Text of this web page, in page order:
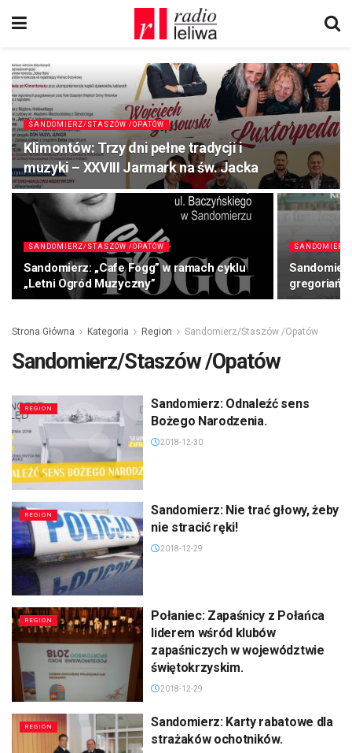
SANDOMIERZ/STASZÓW /OPATÓW
Klimontów: Trzy dni pełne tradycji i
muzyki – XXVIII Jarmark na św. Jacka
SANDOMIERZ/STASZÓW /OPATÓW
Sandomierz: „Cafe Fogg” w ramach cyklu
„Letni Ogród Muzyczny”
Strona Główna Kategoria Region Sandomierz/Staszów /Opatów
Sandomierz/Staszów /Opatów
REGION
Sandomierz: Odnaleźć sens
Bożego Narodzenia.
2018-12-30
REGION
Sandomierz: Nie trać głowy, żeby
nie stracić ręki!
2018-12-29
REGION
Połaniec: Zapaśnicy z Połańca
liderem wśród klubów
zapaśniczych w województwie
świętokrzyskim.
2018-12-29
REGION
Sandomierz: Karty rabatowe dla
strażaków ochotników.